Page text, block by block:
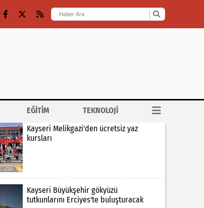
EĞİTİM TEKNOLOJİ
Kayseri Melikgazi'den ücretsiz yaz
kursları
Kayseri Büyükşehir gökyüzü
tutkunlarını Erciyes'te buluşturacak